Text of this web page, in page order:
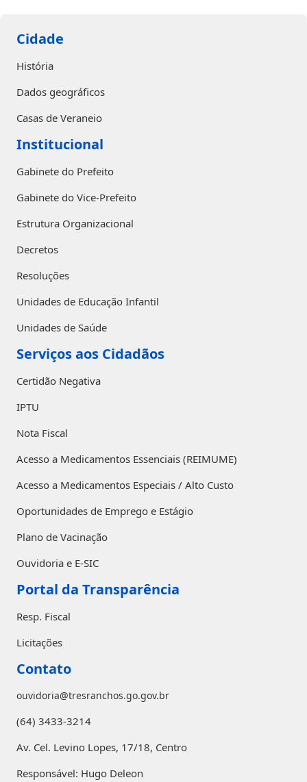
Cidade
História
Dados geográficos
Casas de Veraneio
Institucional
Gabinete do Prefeito
Gabinete do Vice-Prefeito
Estrutura Organizacional
Decretos
Resoluções
Unidades de Educação Infantil
Unidades de Saúde
Serviços aos Cidadãos
Certidão Negativa
IPTU
Nota Fiscal
Acesso a Medicamentos Essenciais (REIMUME)
Acesso a Medicamentos Especiais / Alto Custo
Oportunidades de Emprego e Estágio
Plano de Vacinação
Ouvidoria e E-SIC
Portal da Transparência
Resp. Fiscal
Licitações
Contato
ouvidoria@tresranchos.go.gov.br
(64) 3433-3214
Av. Cel. Levino Lopes, 17/18, Centro
Responsável: Hugo Deleon